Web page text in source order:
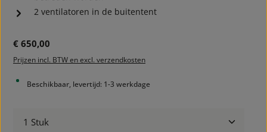
2 ventilatoren in de buitentent
Normale prijs:
€ 650,00
Prijzen incl. BTW en excl. verzendkosten
Beschikbaar, levertijd: 1-3 werkdage
Producthoeveelheid: Voer de gewenste